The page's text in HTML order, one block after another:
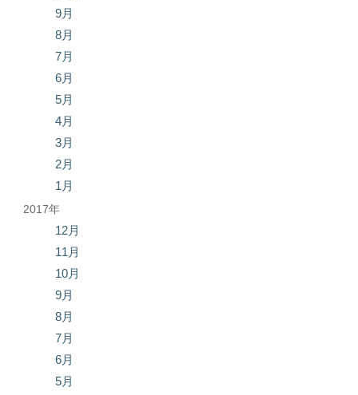
9月
8月
7月
6月
5月
4月
3月
2月
1月
2017年
12月
11月
10月
9月
8月
7月
6月
5月